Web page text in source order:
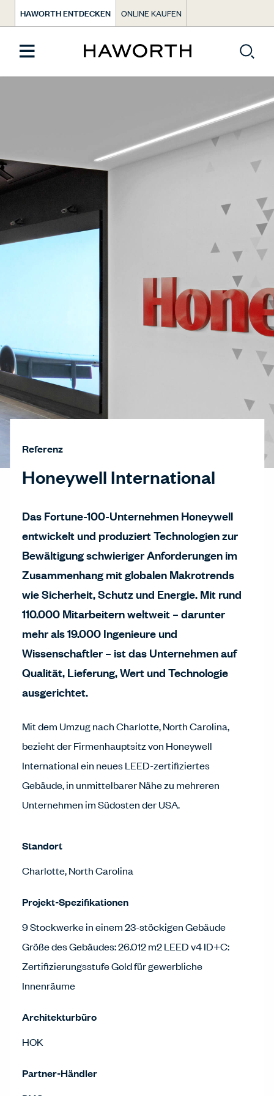
HAWORTH ENTDECKEN ONLINE KAUFEN
Referenz
Honeywell International
Das Fortune-100-Unternehmen Honeywell
entwickelt und produziert Technologien zur
Bewältigung schwieriger Anforderungen im
Zusammenhang mit globalen Makrotrends
wie Sicherheit, Schutz und Energie. Mit rund
110.000 Mitarbeitern weltweit – darunter
mehr als 19.000 Ingenieure und
Wissenschaftler – ist das Unternehmen auf
Qualität, Lieferung, Wert und Technologie
ausgerichtet.
Mit dem Umzug nach Charlotte, North Carolina,
bezieht der Firmenhauptsitz von Honeywell
International ein neues LEED-zertifiziertes
Gebäude, in unmittelbarer Nähe zu mehreren
Unternehmen im Südosten der USA.
Standort
Charlotte, North Carolina
Projekt-Spezifikationen
9 Stockwerke in einem 23-stöckigen Gebäude
Größe des Gebäudes: 26.012 m2 LEED v4 ID+C:
Zertifizierungsstufe Gold für gewerbliche
Innenräume
Architekturbüro
HOK
Partner-Händler